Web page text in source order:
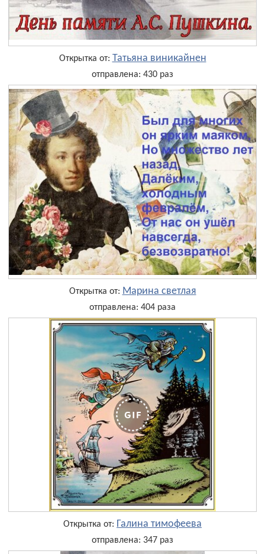
Открытка от: Татьяна виникайнен
отправлена: 430 раз
Открытка от: Марина светлая
отправлена: 404 раза
Открытка от: Галина тимофеева
отправлена: 347 раз